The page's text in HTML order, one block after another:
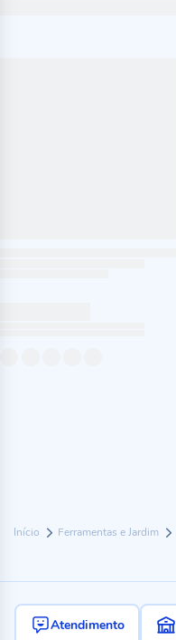
Início Ferramentas e Jardim
Atendimento